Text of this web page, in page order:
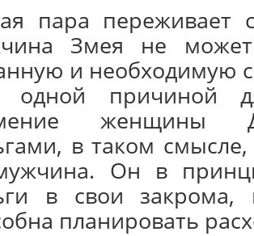
пара переживает
Змея не
и необходимую
одной причиной
женщины
в таком смысле,
Он в
в свои
планировать